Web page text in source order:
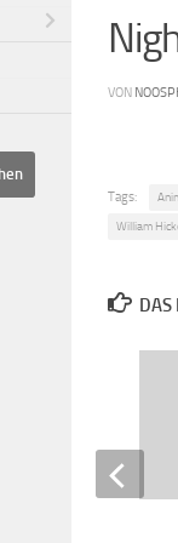
VON
Tags:
William
DAS